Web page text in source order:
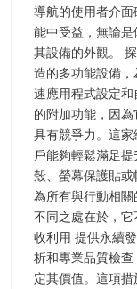
導航的使用者介
能中受益，無論
其設備的外觀。
造的多功能設備
速應用程式設定
的附加功能，因
具有競爭力。這
戶能夠輕鬆滿足
殼、螢幕保護貼或
為所有與行動相
不同之處在於，
收利用 提供永續
析和專業品質檢
定其價值。這項